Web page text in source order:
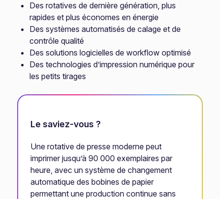
Des rotatives de dernière génération, plus
rapides et plus économes en énergie
Des systèmes automatisés de calage et de
contrôle qualité
Des solutions logicielles de workflow optimisé
Des technologies d’impression numérique pour
les petits tirages
Le saviez-vous ?
Une rotative de presse moderne peut
imprimer jusqu’à 90 000 exemplaires par
heure, avec un système de changement
automatique des bobines de papier
permettant une production continue sans